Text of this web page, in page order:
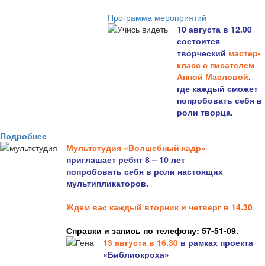
Программа мероприятий
10 августа в 12.00
состоится
творческий мастер-
класс с писателем
Анной Масловой,
где каждый сможет
попробовать себя в
роли творца.
Подробнее
Мультстудия «Волшебный кадр»
приглашает ребят 8 – 10 лет
попробовать себя в роли настоящих
мультипликаторов.
Ждем вас каждый вторник и четверг в 14.30.
Справки и запись по телефону: 57-51-09.
13 августа в 16.30 в рамках проекта
«Библиокроха»